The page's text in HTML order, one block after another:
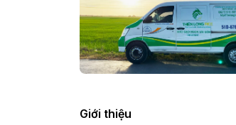
Giới thiệu